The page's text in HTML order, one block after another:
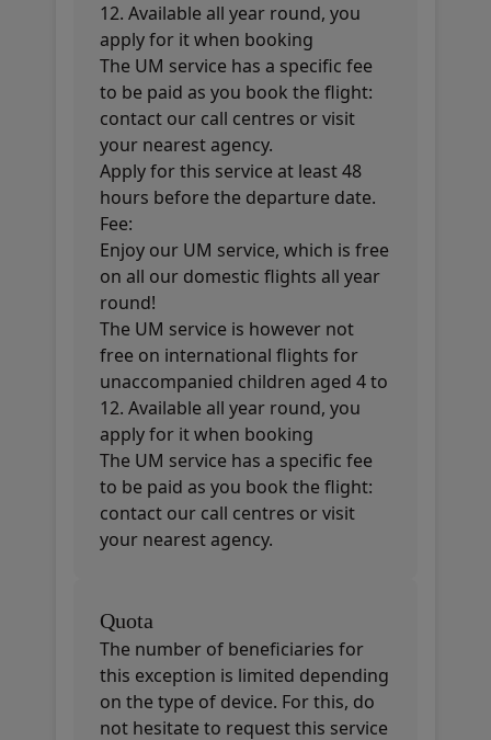
12. Available all year round, you
apply for it when booking
The UM service has a specific fee
to be paid as you book the flight:
contact our call centres or visit
your nearest agency.
Apply for this service at least 48
hours before the departure date.
Fee:
Enjoy our UM service, which is free
on all our domestic flights all year
round!
The UM service is however not
free on international flights for
unaccompanied children aged 4 to
12. Available all year round, you
apply for it when booking
The UM service has a specific fee
to be paid as you book the flight:
contact our call centres or visit
your nearest agency.
Quota
The number of beneficiaries for
this exception is limited depending
on the type of device. For this, do
not hesitate to request this service